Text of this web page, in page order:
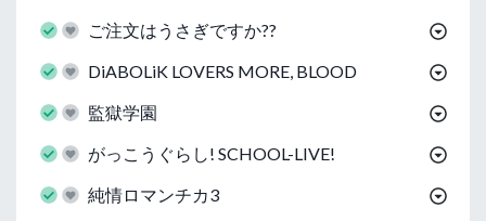
ご注文はうさぎですか??
DiABOLiK LOVERS MORE, BLOOD
監獄学園
がっこうぐらし! SCHOOL-LIVE!
純情ロマンチカ3